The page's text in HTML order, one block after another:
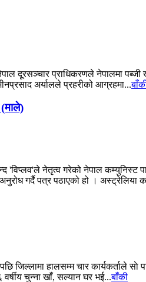
दूरसञ्चार प्राधिकरणले नेपालमा
अर्यालले प्रहरीको आग्रहमा...
(माले)
'विप्लव'ले नेतृत्व गरेको नेपाल
गर्दै पत्र पठाएको हो । अस्ट्रेलिया
जिल्लामा हालसम्म चार कार्यकर्ताले साे
वर्षीय चुन्ना खाँ, सल्यान घर भई...बाँकी